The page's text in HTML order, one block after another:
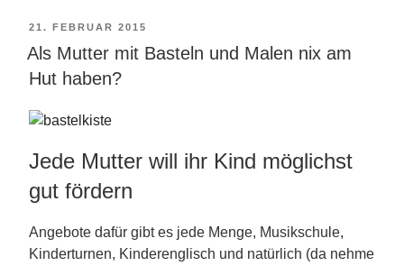
VERÖFFENTLICHT
AM
21. FEBRUAR 2015
Als Mutter mit Basteln und Malen nix am
Hut haben?
Jede Mutter will ihr Kind möglichst
gut fördern
Angebote dafür gibt es jede Menge, Musikschule,
Kinderturnen, Kinderenglisch und natürlich (da nehme